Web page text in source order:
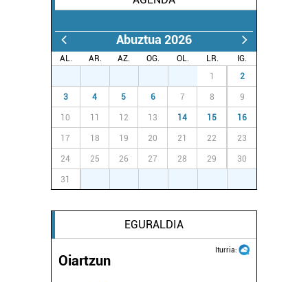
Abuztua 2026
AL. AR. AZ. OG. OL. LR.
IG.
1 2
3 4 5 6 7 8 9
10 11 12 13 14 15 16
17 18 19 20 21 22 23
24 25 26 27 28 29 30
31
EGURALDIA
Iturria:
Oiartzun